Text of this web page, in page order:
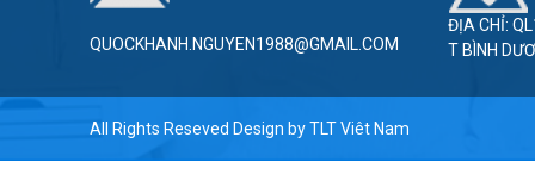
QUOCKHANH.NGUYEN1988@GMAIL.COM
ĐỊA CHỈ:
T BÌNH
All Rights Reseved Design byTLT Viêt Nam